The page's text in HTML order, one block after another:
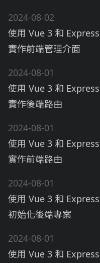
2024-08-02
使用 Vue 3 和
實作前端管理介面
2024-08-01
使用 Vue 3 和
實作後端路由
2024-08-01
使用 Vue 3 和
實作前端路由
2024-08-01
使用 Vue 3 和
初始化後端專案
2024-08-01
使用 Vue 3 和